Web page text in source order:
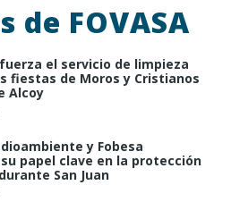
de FOVASA
el servicio de limpieza
fiestas de Moros y Cristianos
Alcoy
y Fobesa
papel clave en la protección
San Juan